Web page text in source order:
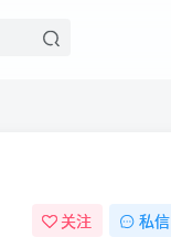
关注 私信